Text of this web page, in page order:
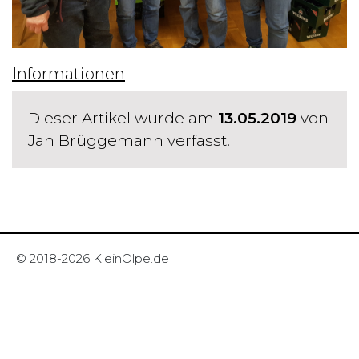
Informationen
Dieser Artikel wurde am 13.05.2019 von
Jan Brüggemann verfasst.
© 2018-2026 KleinOlpe.de